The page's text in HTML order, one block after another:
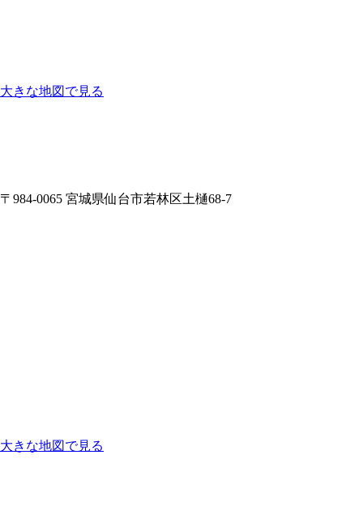
大きな地図で見る
〒984-0065 宮城県仙台市若林区土樋68-7
大きな地図で見る